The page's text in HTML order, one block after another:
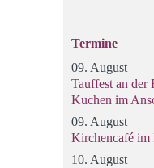
Termine
09. August
Tauffest an der
Kuchen im
09. August
Kirchencafé im
10. August